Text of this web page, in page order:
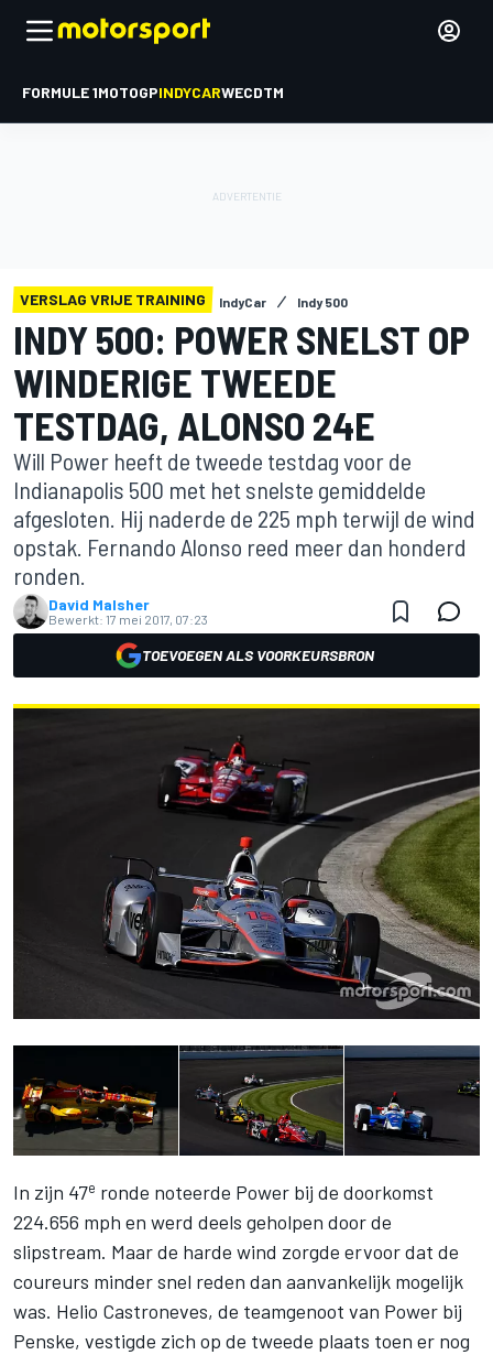
FORMULE 1MOTOGPINDYCARWECDTM
VERSLAG VRIJE TRAINING IndyCar Indy 500
INDY 500: POWER SNELST OP
WINDERIGE TWEEDE
TESTDAG, ALONSO 24E
Will Power heeft de tweede testdag voor de
Indianapolis 500 met het snelste gemiddelde
afgesloten. Hij naderde de 225 mph terwijl de wind
opstak. Fernando Alonso reed meer dan honderd
ronden.
David Malsher
Bewerkt: 17 mei 2017, 07:23
TOEVOEGEN ALS VOORKEURSBRON
In zijn 47e ronde noteerde Power bij de doorkomst
224.656 mph en werd deels geholpen door de
slipstream. Maar de harde wind zorgde ervoor dat de
coureurs minder snel reden dan aanvankelijk mogelijk
was. Helio Castroneves, de teamgenoot van Power bij
Penske, vestigde zich op de tweede plaats toen er nog